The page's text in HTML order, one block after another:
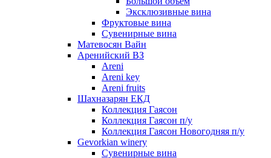
Эксклюзивные вина
Фруктовые вина
Cувенирные вина
Матевосян Вайн
Аренийский ВЗ
Areni
Areni key
Areni fruits
Шахназарян ЕКД
Коллекция Гаясон
Коллекция Гаясон п/у
Коллекция Гаясон Новогодняя п/у
Gevorkian winery
Сувенирные вина